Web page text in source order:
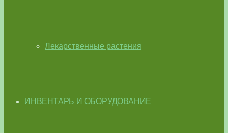
Лекарственные растения
ИНВЕНТАРЬ И ОБОРУДОВАНИЕ